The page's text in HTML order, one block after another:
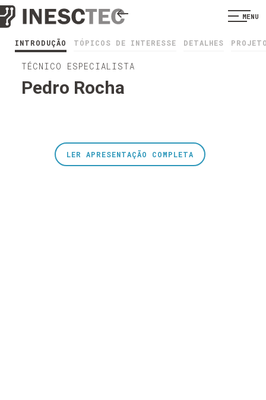
MENU
INTRODUÇÃO TÓPICOS DE INTERESSE DETALHES
TÉCNICO ESPECIALISTA
Pedro Rocha
LER APRESENTAÇÃO COMPLETA